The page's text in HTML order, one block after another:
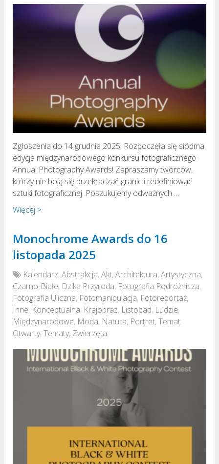
Zgłoszenia do 14 grudnia 2025. Rozpoczęła się siódma
edycja międzynarodowego konkursu fotograficznego
Annual Photography Awards! Zapraszamy twórców,
którzy nie boją się przekraczać granic i redefiniować
sztuki fotograficznej. Poszukujemy odważnych …
Więcej >
Monochrome Awards do 16
listopada 2025
Kalendarz,Abstrakcja,Akt,Architektura,Artystyczna,
Czarno-Białe, Dzika Przyroda, Fotografia Podróżnicza,
Fotografia Uliczna, Fotomanipulacja, Fotoreportaż,
Inne, Konceptualna, Krajobraz, Listopad, Ludzie,
Międzynarodowe, Moda, Natura, Portret,Temat
Otwarty,Tematy, Zwierzęta